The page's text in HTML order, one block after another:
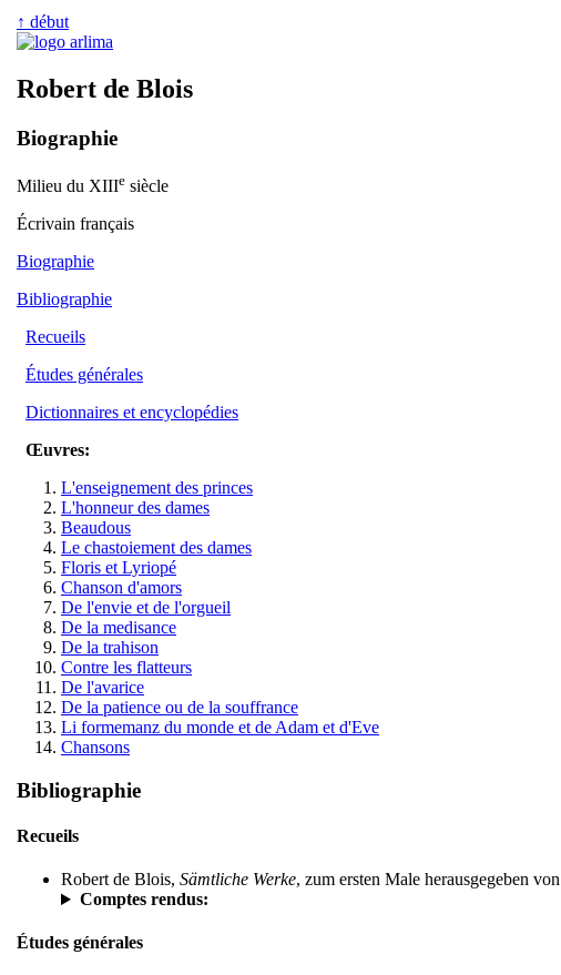
↑ début
Robert de Blois
Biographie
Milieu du XIIIe siècle
Écrivain français
Biographie
Bibliographie
Recueils
Études générales
Dictionnaires et encyclopédies
Œuvres:
L'enseignement des princes
L'honneur des dames
Beaudous
Le chastoiement des dames
Floris et Lyriopé
Chanson d'amors
De l'envie et de l'orgueil
De la medisance
De la trahison
Contre les flatteurs
De l'avarice
De la patience ou de la souffrance
Li formemanz du monde et de Adam et d'Eve
Chansons
Bibliographie
Recueils
Robert de Blois, Sämtliche Werke, zum ersten Male herausgegeben
Comptes rendus:
Études générales